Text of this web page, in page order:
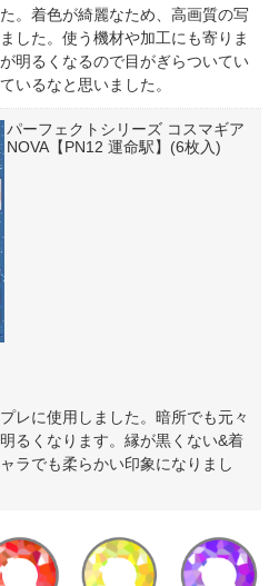
。着色が綺麗なため、高画質の写
した。使う機材や加工にも寄りま
明るくなるので目がぎらついてい
いるなと思いました。
パーフェクトシリーズ コスマギア
NOVA【PN12 運命駅】(6枚入)
レに使用しました。暗所でも元々
るくなります。縁が黒くない&着
ラでも柔らかい印象になりまし